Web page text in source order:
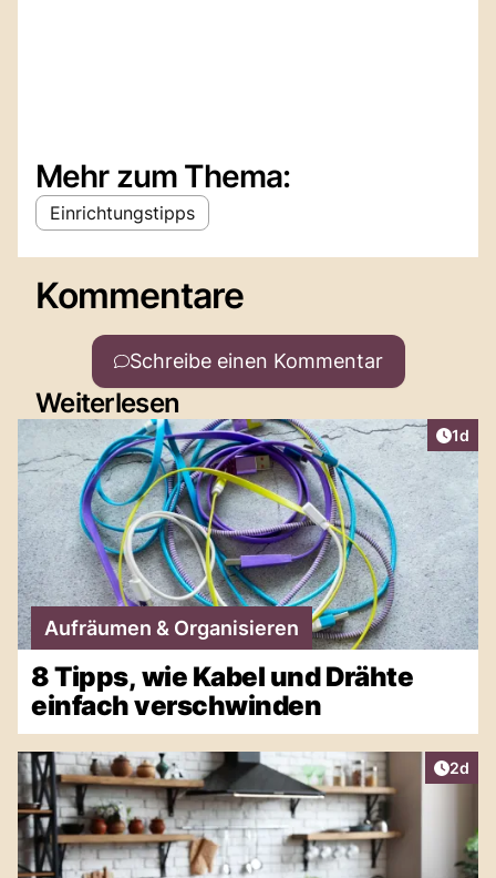
Mehr zum Thema:
Einrichtungstipps
Kommentare
Schreibe einen Kommentar
Weiterlesen
1d
Aufräumen & Organisieren
8 Tipps, wie Kabel und Drähte
einfach verschwinden
2d